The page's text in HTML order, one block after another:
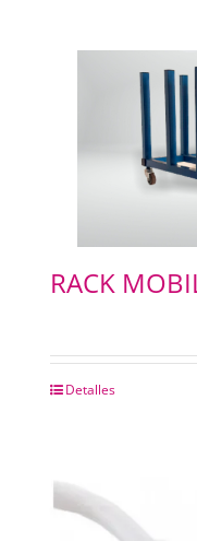
RACK
Detalles